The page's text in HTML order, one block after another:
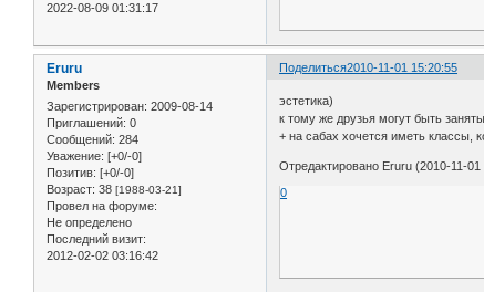
2022-08-09 01:31:17
Поделиться2010-11-01 15:20:55
Eruru
Members
Зарегистрирован: 2009-08-14
Приглашений: 0
Сообщений: 284
Уважение: [+0/-0]
Позитив: [+0/-0]
Возраст: 38 [1988-03-21]
Провел на форуме:
Не определено
Последний визит:
2012-02-02 03:16:42
эстетика)
к тому же друзья могут быть
+ на сабах хочется иметь классы,
Отредактировано Eruru (2010-11-01
0